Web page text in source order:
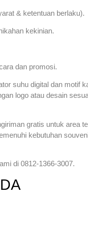
& ketentuan berlaku).
kekinian.
dan promosi.
suhu digital dan motif
logo atau desain
gratis untuk area
kebutuhan
di 0812-1366-3007.